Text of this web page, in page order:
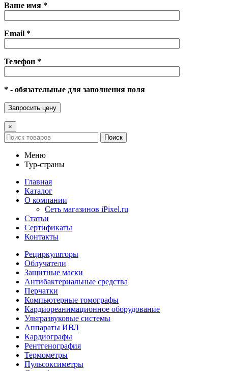
Ваше имя *
Email *
Телефон *
* - обязательные для заполнения поля
×
Поиск
Меню
Тур-страны
Главная
Каталог
О компании
Сеть магазинов iPixel.ru
Статьи
Сертификаты
Контакты
Рециркуляторы
Облучатели
Защитные маски
Антибактериальные средства
Перчатки
Компьютерные томографы
Кардиореанимационное оборудование
Ультразвуковые системы
Аппараты ИВЛ
Кардиографы
Рентгенография
Термометры
Пульсоксиметры